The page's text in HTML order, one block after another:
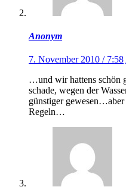
Anonym
7. November 2010 / 7:58
…und wir hattens schön
schade, wegen der
günstiger
Regeln…